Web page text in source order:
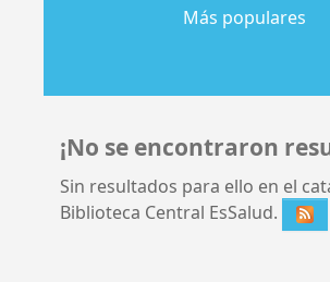
Más populares
¡No se encontraron
Sin resultados para ello en el
Biblioteca Central EsSalud.